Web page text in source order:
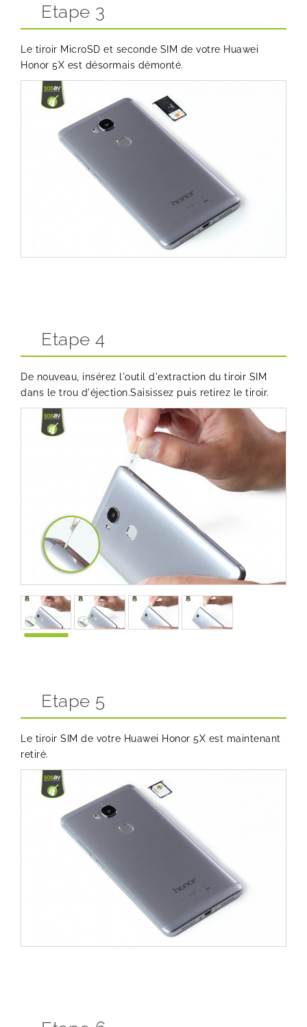
Etape 3
Le tiroir MicroSD et seconde SIM de votre Huawei
Honor 5X est désormais démonté.
Etape 4
De nouveau, insérez l'outil d'extraction du tiroir SIM
dans le trou d'éjection.Saisissez puis retirez le tiroir.
Etape 5
Le tiroir SIM de votre Huawei Honor 5X est maintenant
retiré.